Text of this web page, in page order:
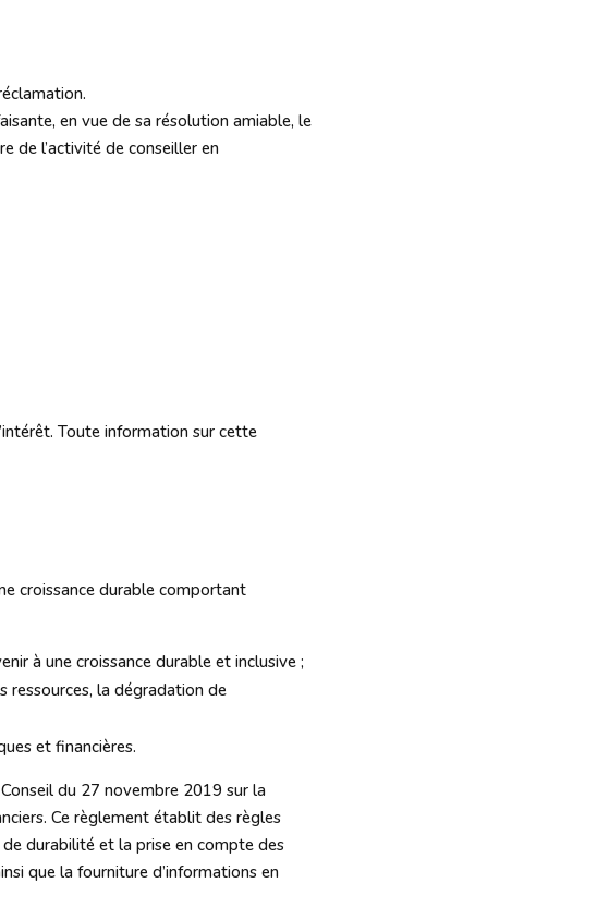
en vue de sa résolution amiable, le
de l’activité de conseiller en
Toute information sur cette
croissance durable comportant
à une croissance durable et inclusive ;
ressources, la dégradation de
et financières.
du 27 novembre 2019 sur la
Ce règlement établit des règles
de durabilité et la prise en compte des
que la fourniture d’informations en